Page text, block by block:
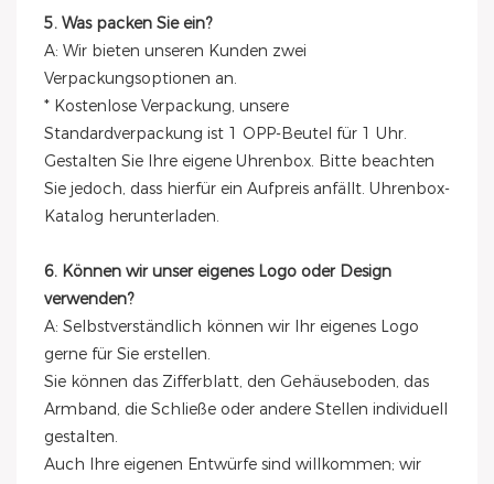
5. Was packen Sie ein?
A: Wir bieten unseren Kunden zwei
Verpackungsoptionen an.
* Kostenlose Verpackung, unsere
Standardverpackung ist 1 OPP-Beutel für 1 Uhr.
Gestalten Sie Ihre eigene Uhrenbox. Bitte beachten
Sie jedoch, dass hierfür ein Aufpreis anfällt. Uhrenbox-
Katalog herunterladen.
6. Können wir unser eigenes Logo oder Design
verwenden?
A: Selbstverständlich können wir Ihr eigenes Logo
gerne für Sie erstellen.
Sie können das Zifferblatt, den Gehäuseboden, das
Armband, die Schließe oder andere Stellen individuell
gestalten.
Auch Ihre eigenen Entwürfe sind willkommen; wir